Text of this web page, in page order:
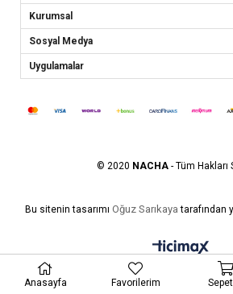
Kurumsal
Sosyal Medya
Uygulamalar
© 2020 NACHA - Tüm Hakları
Bu sitenin tasarımı Oğuz Sarıkaya tarafından
Anasayfa Favorilerim